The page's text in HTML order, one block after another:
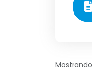
Mostrando